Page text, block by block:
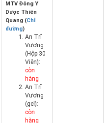
MTV Đông Y
Dược Thiên
Quang (Chỉ
đường)
An Trĩ
Vương
(Hộp 30
Viên):
còn
hàng
An Trĩ
Vương
(gel):
còn
hàng